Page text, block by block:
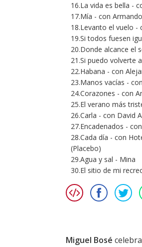
16.La vida es bella -
17.Mía - con
18.Levanto el vuelo -
19.Si todos fuesen
20.Donde alcance el
21.Si puedo volverte
22.Habana - con
23.Manos vacías -
24.Corazones - con
25.El verano más
26.Carla - con David
27.Encadenados -
28.Cada día - con
(Placebo)
29.Agua y sal - Mina
30.El sitio de mi
Miguel Bosé